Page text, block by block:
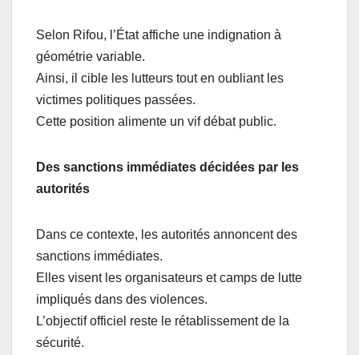
Selon Rifou, l’État affiche une indignation à
géométrie variable.
Ainsi, il cible les lutteurs tout en oubliant les
victimes politiques passées.
Cette position alimente un vif débat public.
Des sanctions immédiates décidées par les
autorités
Dans ce contexte, les autorités annoncent des
sanctions immédiates.
Elles visent les organisateurs et camps de lutte
impliqués dans des violences.
L’objectif officiel reste le rétablissement de la
sécurité.